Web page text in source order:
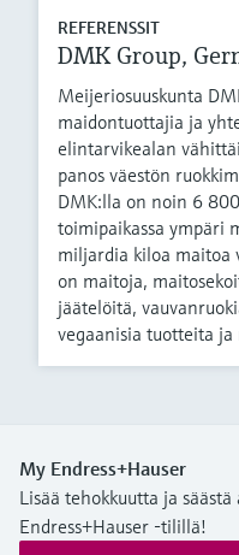
REFERENSSIT
DMK Group,
Meijeriosuuskunta
maidontuottajia ja
elintarvikealan
panos väestön
DMK:lla on noin 6
toimipaikassa ympäri
miljardia kiloa maitoa
on maitoja,
jäätelöitä,
vegaanisia tuotteita ja
My Endress+Hauser
Lisää tehokkuutta ja
Endress+Hauser -tilillä!